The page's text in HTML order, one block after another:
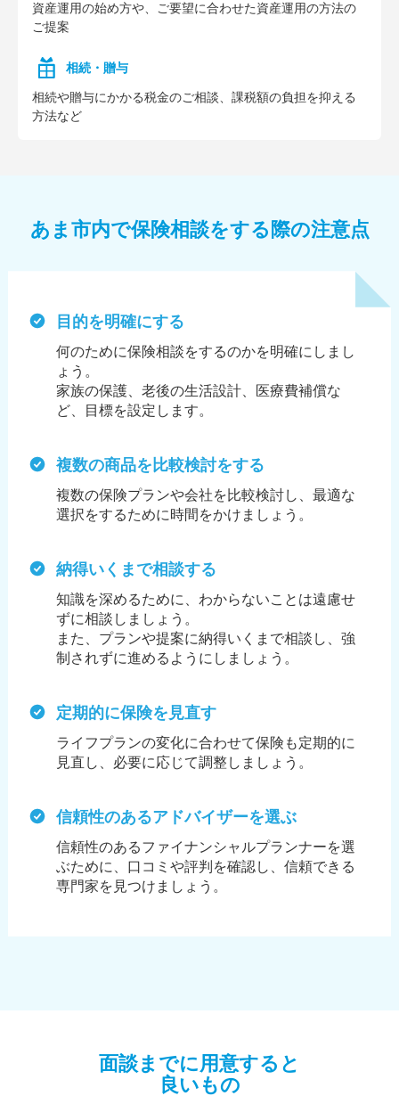
資産運⽤の始め⽅や、ご要望に合わせた資産運⽤の⽅法の
ご提案
相続・贈与
相続や贈与にかかる税⾦のご相談、課税額の負担を抑える
⽅法など
あま市内で保険相談をする際の注意点
目的を明確にする
何のために保険相談をするのかを明確にしまし
ょう。
家族の保護、老後の生活設計、医療費補償な
ど、目標を設定します。
複数の商品を比較検討をする
複数の保険プランや会社を比較検討し、最適な
選択をするために時間をかけましょう。
納得いくまで相談する
知識を深めるために、わからないことは遠慮せ
ずに相談しましょう。
また、プランや提案に納得いくまで相談し、強
制されずに進めるようにしましょう。
定期的に保険を見直す
ライフプランの変化に合わせて保険も定期的に
見直し、必要に応じて調整しましょう。
信頼性のあるアドバイザーを選ぶ
信頼性のあるファイナンシャルプランナーを選
ぶために、 口コミや評判を確認し、信頼できる
専門家を見つけましょう。
面談までに用意すると
良いもの